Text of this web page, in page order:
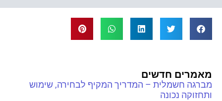
מאמרים חדשים
מברגה חשמלית – המדריך המקיף לבחירה, שימוש
ותחזוקה נכונה